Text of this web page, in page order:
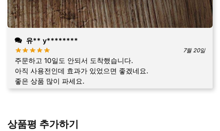
유** y********
7월 20일
주문하고 10일도 안되서 도착했습니다.
아직 사용전인데 효과가 있었으면 좋겠네요.
좋은 상품 많이 파세요.
상품평 추가하기